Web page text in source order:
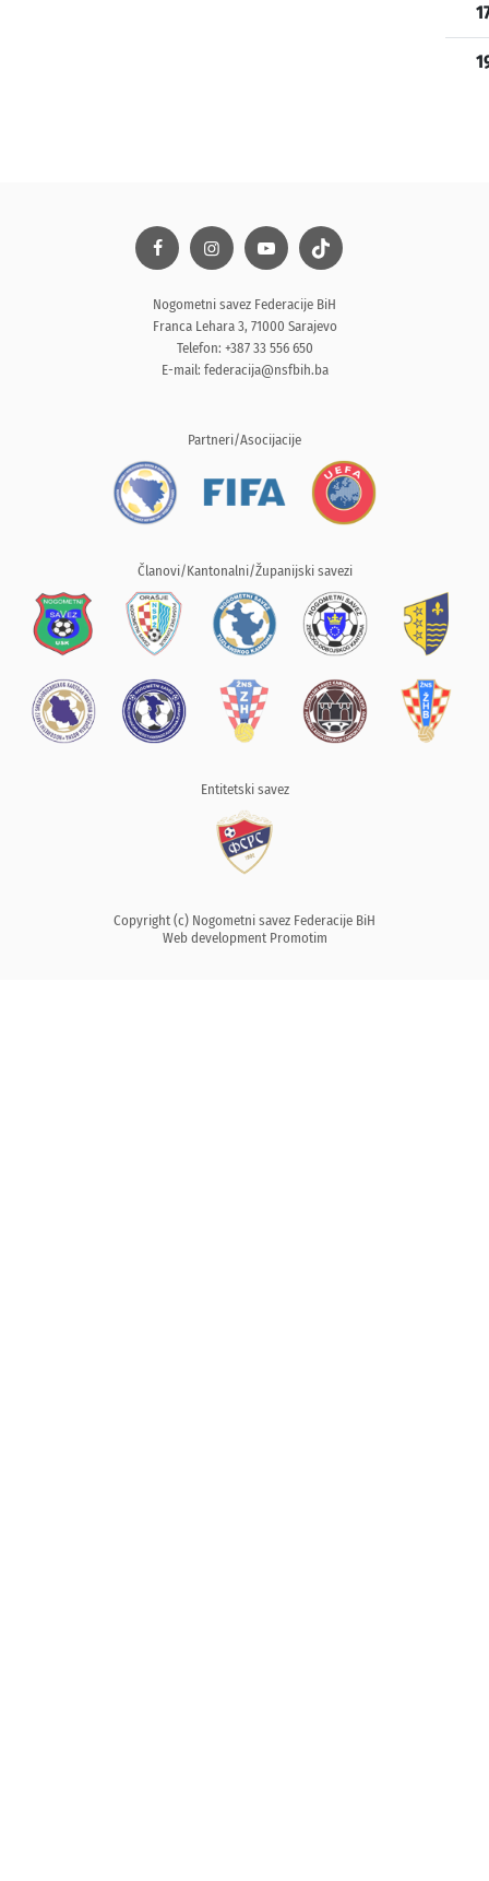
Nogometni savez Federacije BiH
Franca Lehara 3, 71000 Sarajevo
Telefon: +387 33 556 650
E-mail: federacija@nsfbih.ba
Partneri/Asocijacije
Članovi/Kantonalni/Županijski savezi
Entitetski savez
Copyright (c) Nogometni savez Federacije BiH
Web development Promotim